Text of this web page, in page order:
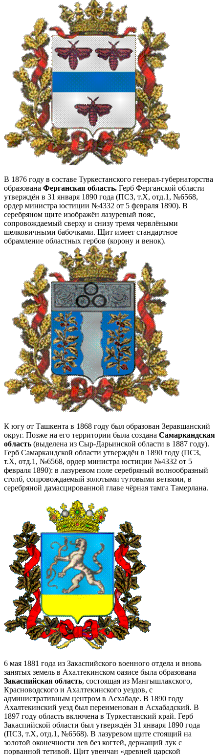
В 1876 году в составе Туркестанского генерал-губернаторства
образована Ферганская область. Герб Ферганской области
утверждён в 31 января 1890 года (ПСЗ, т.Х, отд.1, №6568,
ордер министра юстиции №4332 от 5 февраля 1890). В
серебряном щите изображён лазуревый пояс,
сопровождаемый сверху и снизу тремя червлёными
шелковичными бабочками. Щит имеет стандартное
обрамление областных гербов (корону и венок).
К югу от Ташкента в 1868 году был образован Зеравшанский
округ. Позже на его территории была создана Самаркандская
область (выделена из Сыр-Дарьинской области в 1887 году).
Герб Самаркандской области утверждён в 1890 году (ПСЗ,
т.Х, отд.1, №6568, ордер министра юстиции №4332 от 5
февраля 1890): в лазуревом поле серебряный волнообразный
столб, сопровождаемый золотыми тутовыми ветвями, в
серебряной дамасцированной главе чёрная тамга Тамерлана.
6 мая 1881 года из Закаспийского военного отдела и вновь
занятых земель в Ахалтекинском оазисе была образована
Закаспийская область, состоящая из Мангышлакского,
Красноводского и Ахалтекинского уездов, с
административным центром в Асхабаде. В 1890 году
Ахалтекинский уезд был переименован в Асхабадский. В
1897 году область включена в Туркестанский край. Герб
Закаспийской области был утверждён 31 января 1890 года
(ПСЗ, т.Х, отд.1, №6568). В лазуревом щите стоящий на
золотой оконечности лев без когтей, держащий лук с
порванной тетивой. Щит увенчан «древней царской